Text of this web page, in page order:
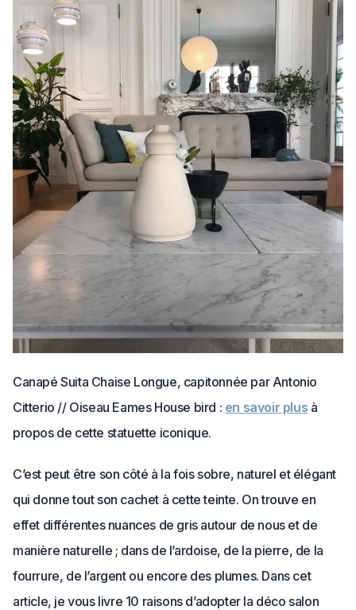
Canapé Suita Chaise Longue, capitonnée par Antonio
Citterio // Oiseau Eames House bird : en savoir plus à
propos de cette statuette iconique.
C’est peut être son côté à la fois sobre, naturel et élégant
qui donne tout son cachet à cette teinte. On trouve en
effet différentes nuances de gris autour de nous et de
manière naturelle ; dans de l’ardoise, de la pierre, de la
fourrure, de l’argent ou encore des plumes. Dans cet
article, je vous livre 10 raisons d’adopter la déco salon